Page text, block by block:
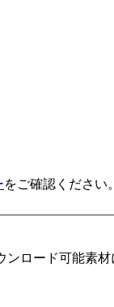
をご確認ください
ロード可能素